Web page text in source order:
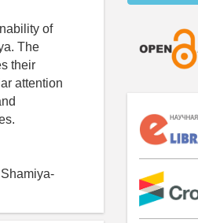
of
The
their
attention